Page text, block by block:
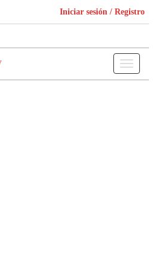
Iniciar sesión / Registro
Toggle